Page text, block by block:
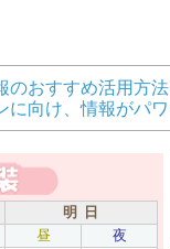
のおすすめ活用方法
に向け、情報がパワ
明 日
昼 夜